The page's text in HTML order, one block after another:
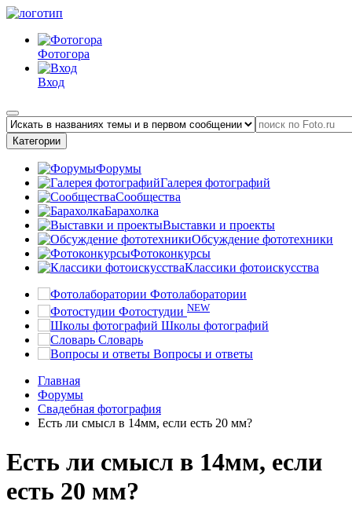
Фотогора
Вход
Категории
Форумы
Галерея фотографий
Сообщества
Барахолка
Выставки и проекты
Обсуждение фототехники
Фотоконкурсы
Классики фотоискусства
Фотолаборатории
Фотостудии NEW
Школы фотографий
Словарь
Вопросы и ответы
Главная
Форумы
Свадебная фотография
Есть ли смысл в 14мм, если есть 20 мм?
Есть ли смысл в 14мм, если
есть 20 мм?